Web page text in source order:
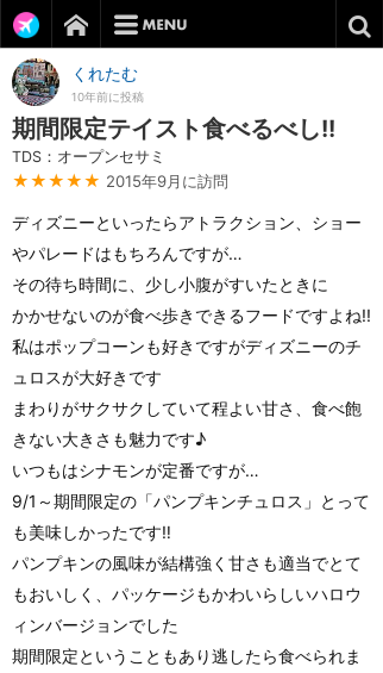
くれたむ
10年前に投稿
期間限定テイスト食べるべし!!
TDS：オープンセサミ
★★★★★ 2015年9月に訪問
ディズニーといったらアトラクション、ショー
やパレードはもちろんですが…
その待ち時間に、少し小腹がすいたときに
かかせないのが食べ歩きできるフードですよね!!
私はポップコーンも好きですがディズニーのチ
ュロスが大好きです
まわりがサクサクしていて程よい甘さ、食べ飽
きない大きさも魅力です♪
いつもはシナモンが定番ですが…
9/1～期間限定の「パンプキンチュロス」とって
も美味しかったです‼
パンプキンの風味が結構強く甘さも適当でとて
もおいしく、パッケージもかわいらしいハロウ
ィンバージョンでした
期間限定ということもあり逃したら食べられま